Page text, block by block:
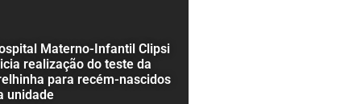
Materno-Infantil Clipsi
realização do teste da
para recém-nascidos
unidade